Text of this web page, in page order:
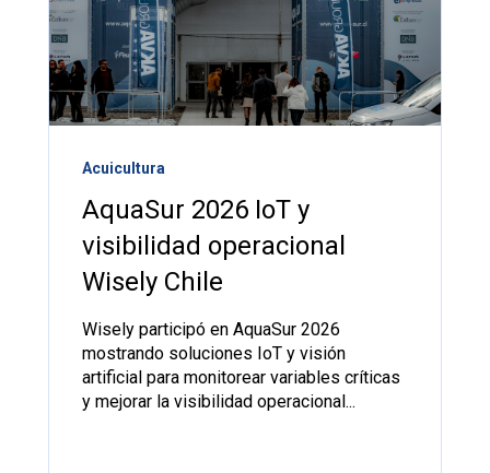
Acuicultura
AquaSur 2026 IoT y
visibilidad operacional
Wisely Chile
Wisely participó en AquaSur 2026
mostrando soluciones IoT y visión
artificial para monitorear variables críticas
y mejorar la visibilidad operacional...